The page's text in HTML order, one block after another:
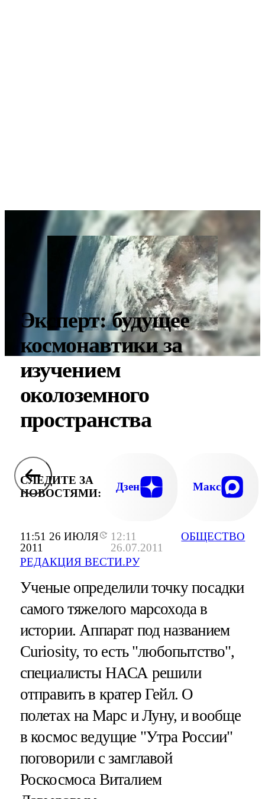
11:51 26 ИЮЛЯ
2011
12:11
26.07.2011
РЕДАКЦИЯ ВЕСТИ.РУ
ОБЩЕСТВО
Эксперт: будущее
космонавтики за
изучением
околоземного
пространства
СЛЕДИТЕ ЗА
НОВОСТЯМИ:
Дзен Макс
Ученые определили точку посадки
самого тяжелого марсохода в
истории. Аппарат под названием
Curiosity, то есть "любопытство",
специалисты НАСА решили
отправить в кратер Гейл. О
полетах на Марс и Луну, и вообще
в космос ведущие "Утра России"
поговорили с замглавой
Роскосмоса Виталием